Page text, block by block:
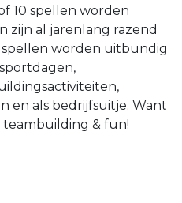
10 spellen worden
zijn al jarenlang razend
spellen worden uitbundig
en als bedrijfsuitje. Want
& fun!